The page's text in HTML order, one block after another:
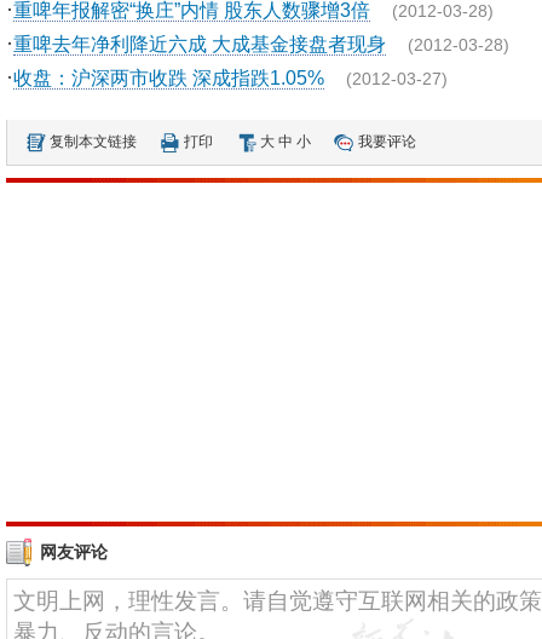
·重啤年报解密“换庄”内情 股东人数骤增3倍 (2012-03-28)
·重啤去年净利降近六成 大成基金接盘者现身 (2012-03-28)
·收盘：沪深两市收跌 深成指跌1.05% (2012-03-27)
复制本文链接 打印 大 中 小 我要评论
网友评论